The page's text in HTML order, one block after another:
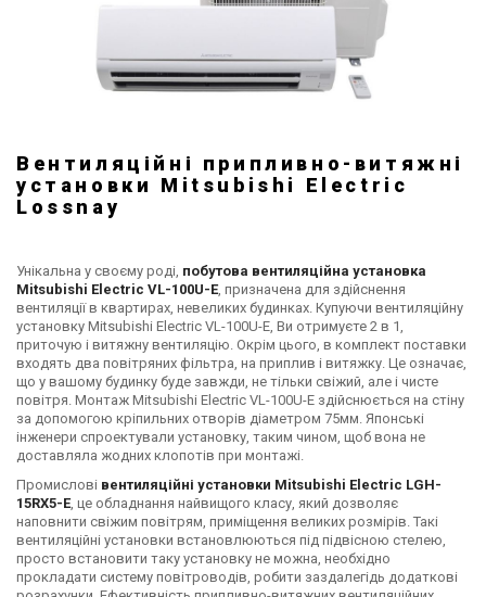
Вентиляційні припливно-витяжні
установки Mitsubishi Electric
Lossnay
Унікальна у своєму роді, побутова вентиляційна установка
Mitsubishi Electric VL-100U-E, призначена для здійснення
вентиляції в квартирах, невеликих будинках. Купуючи вентиляційну
установку Mitsubishi Electric VL-100U-E, Ви отримуєте 2 в 1,
приточую і витяжну вентиляцію. Окрім цього, в комплект поставки
входять два повітряних фільтра, на приплив і витяжку. Це означає,
що у вашому будинку буде завжди, не тільки свіжий, але і чисте
повітря. Монтаж Mitsubishi Electric VL-100U-E здійснюється на стіну
за допомогою кріпильних отворів діаметром 75мм. Японські
інженери спроектували установку, таким чином, щоб вона не
доставляла жодних клопотів при монтажі.
Промислові вентиляційні установки Mitsubishi Electric LGH-
15RX5-E, це обладнання найвищого класу, який дозволяє
наповнити свіжим повітрям, приміщення великих розмірів. Такі
вентиляційні установки встановлюються під підвісною стелею,
просто встановити таку установку не можна, необхідно
прокладати систему повітроводів, робити заздалегідь додаткові